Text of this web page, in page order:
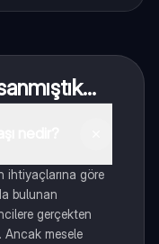
ihtiyaçlarına göre
bulunan
gerçekten
Ancak mesele